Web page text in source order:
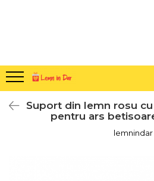
Agende din lemn
Agende 10x10
Semne de carte
Suport din lemn rosu
pentru ars
lemnindar